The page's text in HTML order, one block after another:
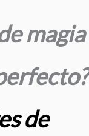
magia
de